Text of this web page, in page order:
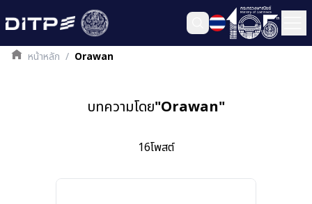
หน้าหลัก / Orawan
บทความโดย"Orawan"
16โพสต์